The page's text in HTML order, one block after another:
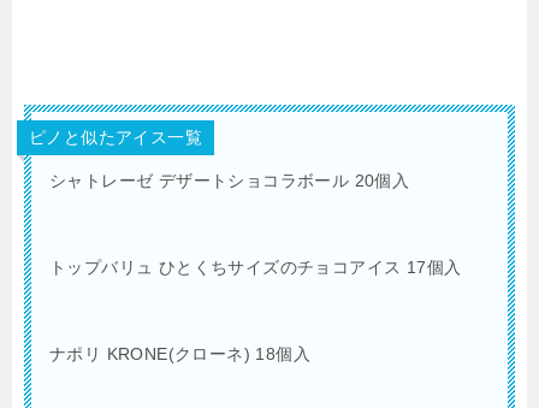
ピノと似たアイス一覧
シャトレーゼ デザートショコラボール 20個入
トップバリュ ひとくちサイズのチョコアイス 17個入
ナポリ KRONE(クローネ) 18個入